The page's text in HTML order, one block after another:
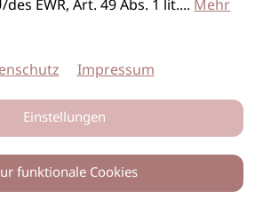
EWR, Art. 49 Abs. 1 lit....Mehr
Impressum
Einstellungen
funktionale Cookies